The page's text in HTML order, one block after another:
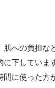
への負担な
に下していま
に使った方